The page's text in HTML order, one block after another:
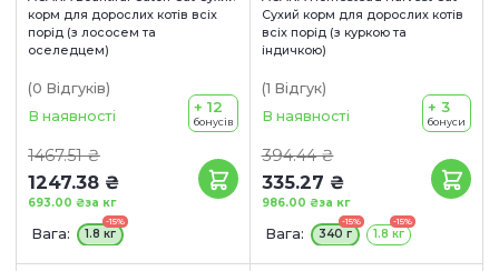
корм для дорослих котів всіх
порід (з лососем та
оселедцем)
(0 Відгуків)
В наявності
1467.51 ₴
1247.38 ₴
за кг
693.00 ₴
+ 12
бонусів
Вага:
-15%
1.8 кг
Сухий корм для дорослих котів
всіх порід (з куркою та
індичкою)
(1 Відгук)
В наявності
394.44 ₴
335.27 ₴
за кг
986.00 ₴
+ 3
бонуси
Вага:
-15%
340 г
-15%
1.8 кг